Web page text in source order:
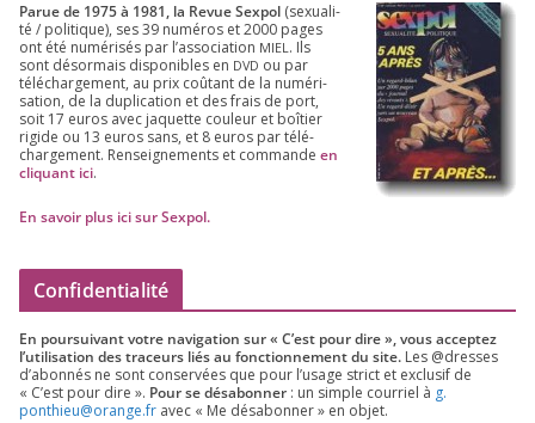
Parue de 1975à 1981, la Revue Sex­pol (sexua­li­
té /​ poli­tique), ses39 numé­ros et2000 pages
ont été numé­ri­sés par l’as­so­cia­tion MIEL. Ils
sont désor­mais dis­po­nibles en DVD ou par
télé­char­ge­ment, au prix coû­tant de la numé­ri­
sa­tion, de la dupli­ca­tion et des frais de port,
soit 17 euros avec jaquette cou­leur et boî­tier
rigide ou 13 euros sans, et 8 euros par télé­
char­ge­ment. Ren­sei­gne­ments et com­mande en
cli­quant ici.
En savoir plus ici sur Sexpol.
Confidentialité
En pour­sui­vant votre navi­ga­tion sur « C’est pour dire », vous accep­tez
l’utilisation des tra­ceurs liés au fonc­tion­ne­ment du site. Les @dresses
d’a­bon­nés ne sont conser­vées que pour l’u­sage strict et exclu­sif de
« C’est pour dire ». Pour se désa­bon­ner : un simple cour­riel à g.​
ponthieu@​orange.​fr avec « Me désa­bon­ner » en objet.